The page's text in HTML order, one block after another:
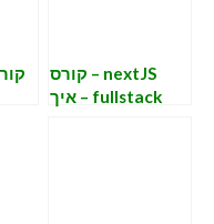
nextJS – קורס
fullstack – איך